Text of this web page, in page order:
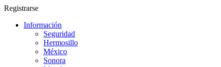
Registrarse
Información
Seguridad
Hermosillo
México
Sonora